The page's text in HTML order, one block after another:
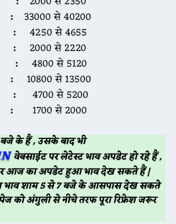
: 33000 से 40200
: 4250 से 4655
:
2000 से 2220
:
4800 से 5120
:
10800 से 13500
:
4700 से 5200
:
1700 से 2000
के हैं , उसके बाद भी
वेबसाईट पर लेटेस्ट भाव अपडेट हो रहे हैं ,
आज का अपडेट हुआ भाव देख सकते हैं |
शाम 5 से 7 बजे के आसपास देख सकते
को अंगुली से नीचे तरफ पूरा रिफ्रेश जरूर